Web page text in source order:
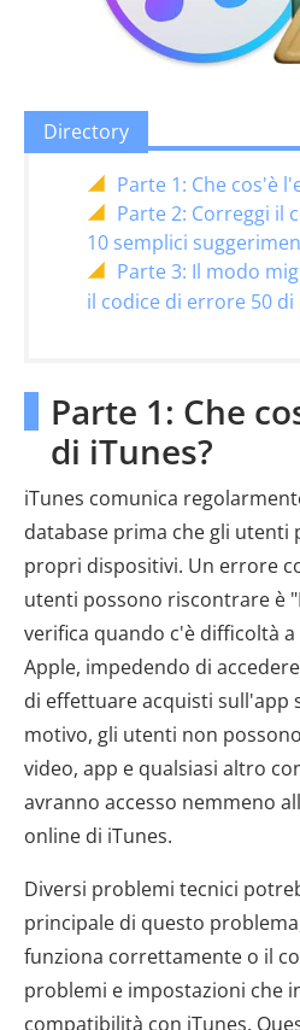
Directory
Parte 1: Che cos'è
Parte 2: Correggi il
10 semplici
Parte 3: Il modo
il codice di errore 50 di
Parte 1: Che
di iTunes?
iTunes comunica
database prima che gli utenti
propri dispositivi. Un errore
utenti possono riscontrare è
verifica quando c'è difficoltà
Apple, impedendo di
di effettuare acquisti sull'app
motivo, gli utenti non
video, app e qualsiasi altro
avranno accesso nemmeno
online di iTunes.
Diversi problemi tecnici
principale di questo
funziona correttamente o il
problemi e impostazioni che
compatibilità con iTunes.